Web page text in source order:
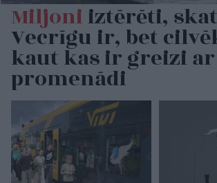
Miljoniiztērēti,
Vecrīgu ir, bet
kaut kas ir greizi
promenādi